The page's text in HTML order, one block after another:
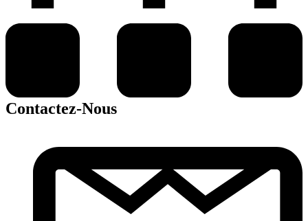
Contactez-Nous